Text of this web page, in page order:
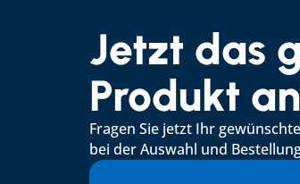
Jetzt das
Produkt
Fragen Sie jetzt Ihr
bei der Auswahl und